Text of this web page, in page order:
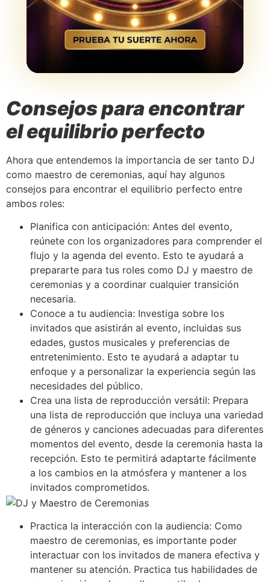
Consejos para encontrar
el equilibrio perfecto
Ahora que entendemos la importancia de ser tanto DJ
como maestro de ceremonias, aquí hay algunos
consejos para encontrar el equilibrio perfecto entre
ambos roles:
Planifica con anticipación: Antes del evento,
reúnete con los organizadores para comprender el
flujo y la agenda del evento. Esto te ayudará a
prepararte para tus roles como DJ y maestro de
ceremonias y a coordinar cualquier transición
necesaria.
Conoce a tu audiencia: Investiga sobre los
invitados que asistirán al evento, incluidas sus
edades, gustos musicales y preferencias de
entretenimiento. Esto te ayudará a adaptar tu
enfoque y a personalizar la experiencia según las
necesidades del público.
Crea una lista de reproducción versátil: Prepara
una lista de reproducción que incluya una variedad
de géneros y canciones adecuadas para diferentes
momentos del evento, desde la ceremonia hasta la
recepción. Esto te permitirá adaptarte fácilmente
a los cambios en la atmósfera y mantener a los
invitados comprometidos.
Practica la interacción con la audiencia: Como
maestro de ceremonias, es importante poder
interactuar con los invitados de manera efectiva y
mantener su atención. Practica tus habilidades de